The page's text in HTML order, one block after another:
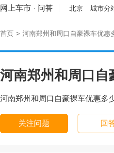
网上车市 · 问答 北京 城市分
首页 > 河南郑州和周口自豪裸车优惠
河南郑州和周口自
河南郑州和周口自豪裸车优惠多
关注问题 回